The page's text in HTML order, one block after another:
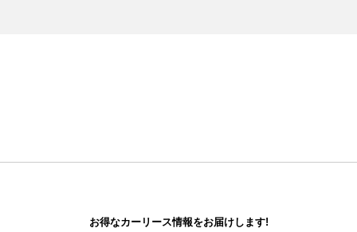
お得なカーリース情報をお届けします!